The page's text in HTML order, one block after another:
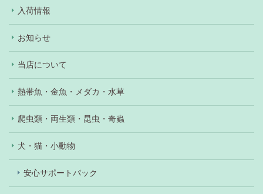
入荷情報
お知らせ
当店について
熱帯魚・金魚・メダカ・水草
爬虫類・両生類・昆虫・奇蟲
犬・猫・小動物
安心サポートパック